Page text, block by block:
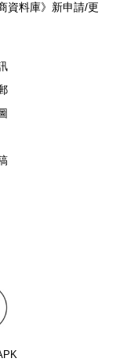
資料庫》新申請/更